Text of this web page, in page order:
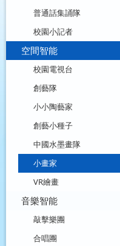
普通話集誦隊
校園小記者
空間智能
校園電視台
創藝隊
小小陶藝家
創藝小種子
中國水墨畫隊
小畫家
VR繪畫
音樂智能
敲擊樂團
合唱團